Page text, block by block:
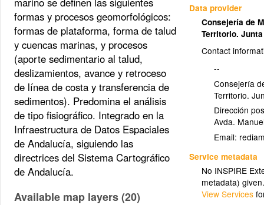
Data provider
Consejería de
Territorio.
Contact
--
Consejería
Territorio.
Dirección
Avda.
Email:
Service metadata
No INSPIRE
metadata)
View Services
formas y procesos geomorfológicos:
formas de plataforma, forma de talud
y cuencas marinas, y procesos
(aporte sedimentario al talud,
deslizamientos, avance y retroceso
de línea de costa y transferencia de
sedimentos). Predomina el análisis
de tipo fisiográfico. Integrado en la
Infraestructura de Datos Espaciales
de Andalucía, siguiendo las
directrices del Sistema Cartográfico
de Andalucía.
Available map layers (20)